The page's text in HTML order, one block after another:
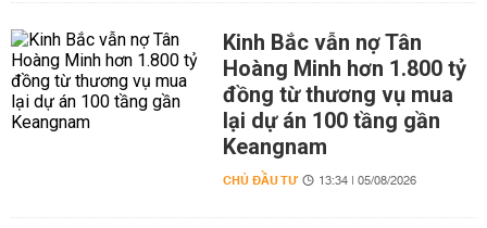
Kinh Bắc vẫn nợ Tân
Hoàng Minh hơn 1.800 tỷ
đồng từ thương vụ mua
lại dự án 100 tầng gần
Keangnam
CHỦ ĐẦU TƯ 13:34 | 05/08/2026